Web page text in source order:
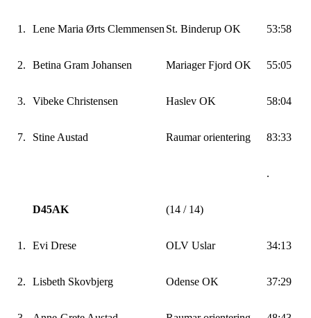
1. Lene Maria Ørts Clemmensen St. Binderup OK 53:58
2. Betina Gram Johansen Mariager Fjord OK 55:05
3. Vibeke Christensen Haslev OK 58:04
7. Stine Austad Raumar orientering 83:33
.
D45AK (14 / 14)
1. Evi Drese OLV Uslar 34:13
2. Lisbeth Skovbjerg Odense OK 37:29